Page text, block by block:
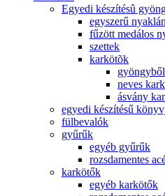
Egyedi készítésû
egyszerű
fűzött medálos
szettek
karkötõk
neves
ásvány
egyedi készítésű
fülbevalók
gyűrűk
egyéb gyűrűk
rozsdamentes
karkötők
egyéb karkötők